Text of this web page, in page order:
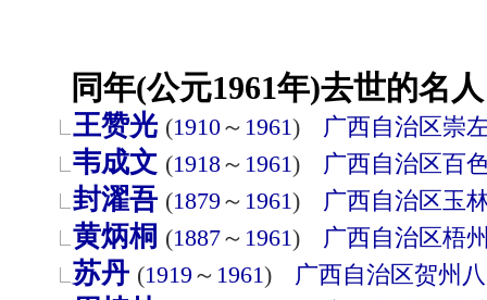
同年(公元1961年)去世的名
王赞光 (1910～ 1961) 广西自治区崇
韦成文 (1918～ 1961) 广西自治区百
封濯吾 (1879 ～ 1961) 广西自治区玉
黄炳桐 (1887～ 1961) 广西自治区梧
苏丹 (1919 ～ 1961) 广西自治区贺州